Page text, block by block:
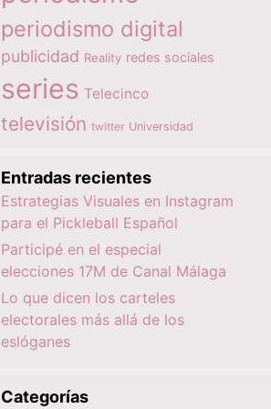
periodismo digital
publicidad Reality redes sociales
series Telecinco
televisión twitter Universidad
Entradas recientes
Estrategias Visuales en Instagram
para el Pickleball Español
Participé en el especial
elecciones 17M de Canal Málaga
Lo que dicen los carteles
electorales más allá de los
eslóganes
Categorías